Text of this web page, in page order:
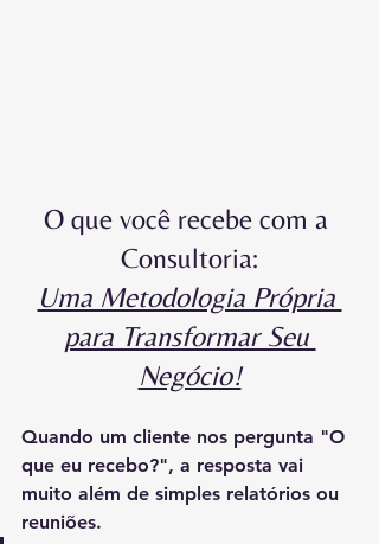
O que você recebe com a
Consultoria:
Uma Metodologia Própria
para Transformar Seu
Negócio!
Quando um cliente nos pergunta "O
que eu recebo?", a resposta vai
muito além de simples relatórios ou
reuniões.